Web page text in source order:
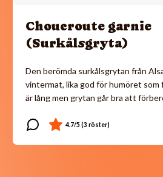
Choucroute garnie
(Surkålsgryta)
Den berömda surkålsgrytan från
vintermat, lika god för humöret
är lång men grytan går bra att